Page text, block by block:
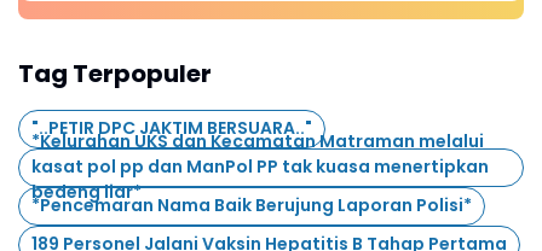
Tag Terpopuler
"..PETIR DPC JAKTIM BERSUARA.."
*Kelurahan UKS dan Kecamatan Matraman melalui
kasat pol pp dan ManPol PP tak kuasa menertipkan
bedeng liar*
*Pencemaran Nama Baik Berujung Laporan Polisi*
189 Personel Jalani Vaksin Hepatitis B Tahap Pertama